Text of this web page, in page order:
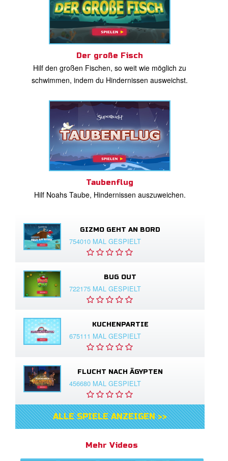
Der große Fisch
Hilf den großen Fischen, so weit wie möglich zu
schwimmen, indem du Hindernissen ausweichst.
Taubenflug
Hilf Noahs Taube, Hindernissen auszuweichen.
GIZMO GEHT AN BORD
754010 MAL GESPIELT
BUG OUT
722175 MAL GESPIELT
KUCHENPARTIE
675111 MAL GESPIELT
FLUCHT NACH ÄGYPTEN
456680 MAL GESPIELT
ALLE SPIELE ANZEIGEN >>
Mehr Videos